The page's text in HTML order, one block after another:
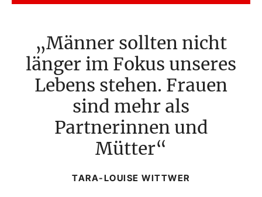
Männer sollten nicht
länger im Fokus unseres
Lebens stehen. Frauen
sind mehr als
Partnerinnen und
Mütter
TARA-LOUISE WITTWER